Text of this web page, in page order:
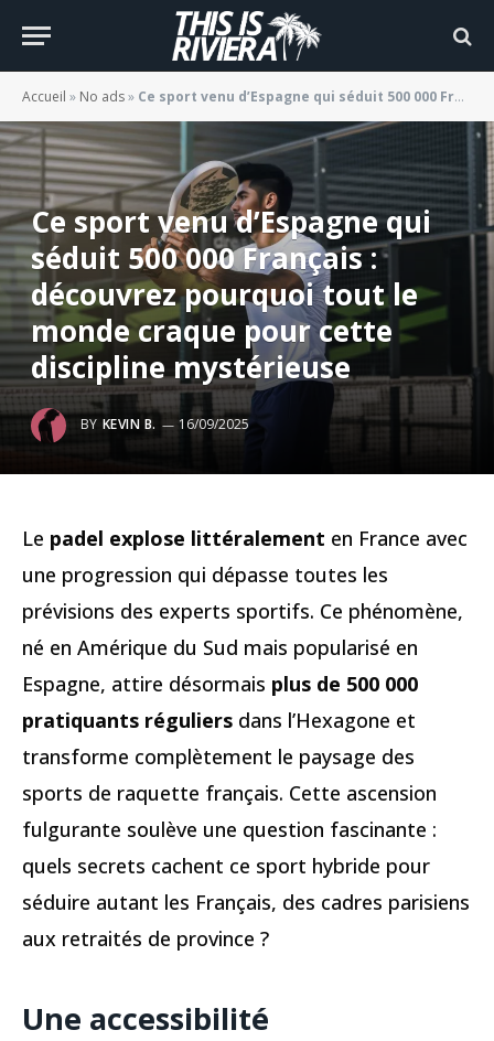
Accueil » No ads» Ce sport venu d’Espagne qui séduit 500 000 Français : découvrez pourquoi tout le monde craque pour cette discipline mystérieuse
Ce sport venu d’Espagne qui
séduit 500 000 Français :
découvrez pourquoi tout le
monde craque pour cette
discipline mystérieuse
BY KEVIN B. 16/09/2025
Le padel explose littéralement en France avec
une progression qui dépasse toutes les
prévisions des experts sportifs. Ce phénomène,
né en Amérique du Sud mais popularisé en
Espagne, attire désormais plus de 500 000
pratiquants réguliers dans l’Hexagone et
transforme complètement le paysage des
sports de raquette français. Cette ascension
fulgurante soulève une question fascinante :
quels secrets cachent ce sport hybride pour
séduire autant les Français, des cadres parisiens
aux retraités de province ?
Une accessibilité